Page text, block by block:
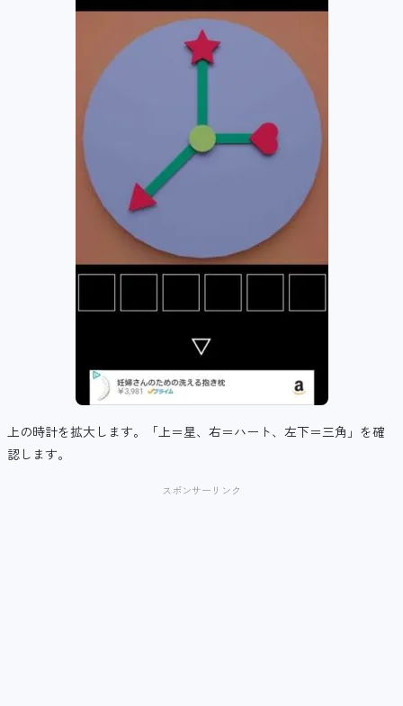
上の時計を拡大します。「上＝星、右＝ハート、左下＝三角」を確
認します。
スポンサーリンク